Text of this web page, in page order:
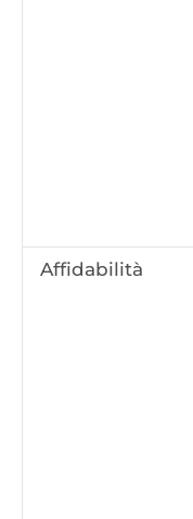
Affidabilità